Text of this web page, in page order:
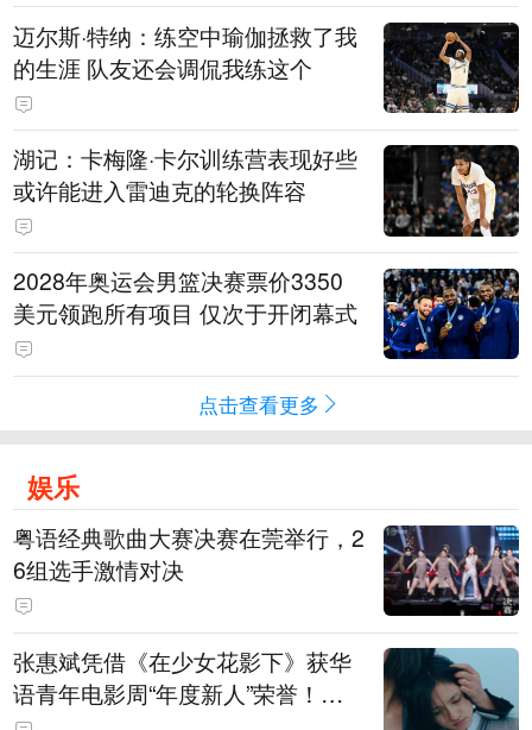
迈尔斯·特纳：练空中瑜伽拯救了我
的生涯 队友还会调侃我练这个
湖记：卡梅隆·卡尔训练营表现好些
或许能进入雷迪克的轮换阵容
2028年奥运会男篮决赛票价3350
美元领跑所有项目 仅次于开闭幕式
点击查看更多
娱乐
粤语经典歌曲大赛决赛在莞举行，2
6组选手激情对决
张惠斌凭借《在少女花影下》获华
语青年电影周“年度新人”荣誉！该